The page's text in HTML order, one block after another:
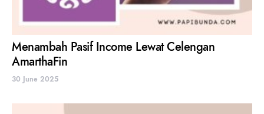
Menambah Pasif Income Lewat Celengan
AmarthaFin
30 June 2025